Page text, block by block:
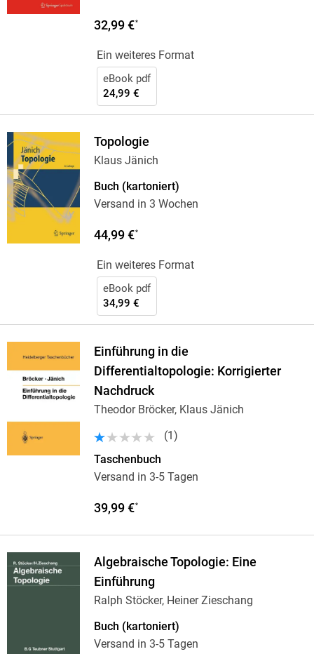
32,99 €*
Ein weiteres Format
eBook pdf
24,99 €
Topologie
Klaus Jänich
Buch (kartoniert)
Versand in 3 Wochen
44,99 €*
Ein weiteres Format
eBook pdf
34,99 €
Einführung in die
Differentialtopologie: Korrigierter
Nachdruck
Theodor Bröcker, Klaus Jänich
(1 )
Taschenbuch
Versand in 3-5 Tagen
39,99 €*
Algebraische Topologie: Eine
Einführung
Ralph Stöcker, Heiner Zieschang
Buch (kartoniert)
Versand in 3-5 Tagen